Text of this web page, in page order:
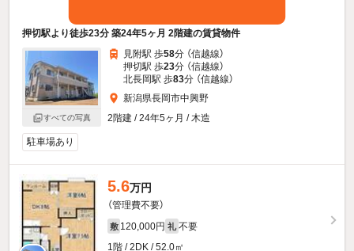
押切駅より徒歩23分 築24年5ヶ月 2階建の賃貸物件
すべての写真
見附駅 歩58分 （信越線）
押切駅 歩23分 （信越線）
北長岡駅 歩83分 （信越線）
新潟県長岡市中興野
2階建 / 24年5ヶ月 / 木造
駐車場あり
5.6万円
（管理費不要）
敷 120,000円 礼 不要
1階 / 2DK / 52.0㎡